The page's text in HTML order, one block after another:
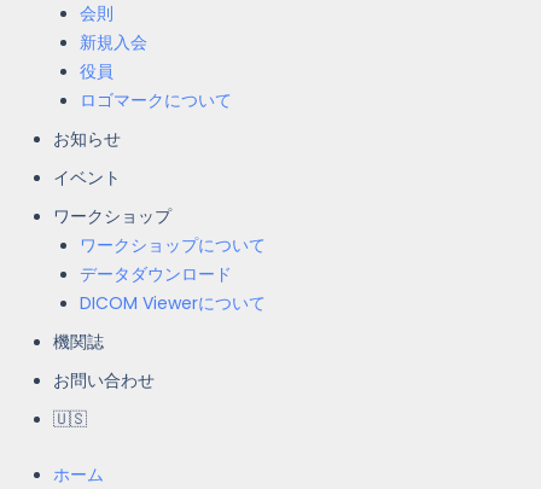
会則
新規入会
役員
ロゴマークについて
お知らせ
イベント
ワークショップ
ワークショップについて
データダウンロード
DICOM Viewerについて
機関誌
お問い合わせ
🇺🇸
ホーム